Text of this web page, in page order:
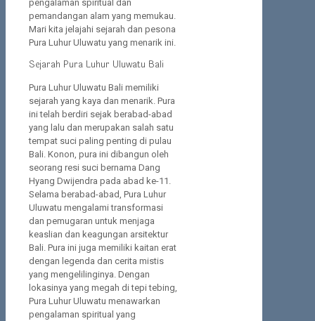
pengalaman spiritual dan
pemandangan alam yang memukau.
Mari kita jelajahi sejarah dan pesona
Pura Luhur Uluwatu yang menarik ini.
Sejarah Pura Luhur Uluwatu Bali
Pura Luhur Uluwatu Bali memiliki
sejarah yang kaya dan menarik. Pura
ini telah berdiri sejak berabad-abad
yang lalu dan merupakan salah satu
tempat suci paling penting di pulau
Bali. Konon, pura ini dibangun oleh
seorang resi suci bernama Dang
Hyang Dwijendra pada abad ke-11.
Selama berabad-abad, Pura Luhur
Uluwatu mengalami transformasi
dan pemugaran untuk menjaga
keaslian dan keagungan arsitektur
Bali. Pura ini juga memiliki kaitan erat
dengan legenda dan cerita mistis
yang mengelilinginya. Dengan
lokasinya yang megah di tepi tebing,
Pura Luhur Uluwatu menawarkan
pengalaman spiritual yang